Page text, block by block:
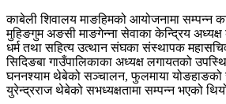
काबेली शिवालय माङहिमको आयोजनामा सम्पन्न
मुहिङगुम अङसी माङगेन्ना सेवाका केन्द्रिय
धर्म तथा सहित्य उत्थान संघका संस्थापक
सिदिङबा गाउँपालिकाका अध्यक्ष लगायतको
घननश्याम थेबेको सञ्चालन, फुलमाया योङहाङको
युरेन्द्रराज थेबेको सभध्यक्षतामा सम्पन्न भएको